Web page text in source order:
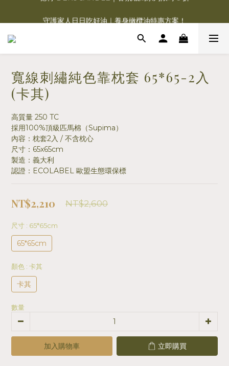
守護家人日日吃好油｜養身橄欖油特惠方案！
Charme d‘Orient 夏赫曼 | 福利品3.8折清倉！
寬線刺繡純色靠枕套 65*65-2入
(卡其)
高質量 250 TC
採用100%頂級匹馬棉（Supima）
內容：枕套2入 / 不含枕心
尺寸：65x65cm
製造：義大利
認證：ECOLABEL 歐盟生態環保標
NT$2,210 NT$2,600
尺寸 : 65*65cm
65*65cm
顏色 : 卡其
卡其
數量
加入購物車 立即購買